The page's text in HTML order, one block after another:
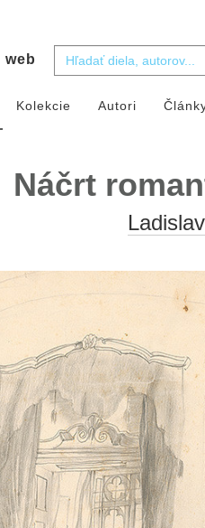
web
Kolekcie Autori
Náčrt